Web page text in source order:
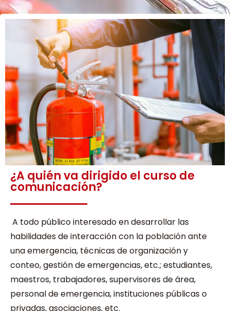
¿A quién va dirigido el curso de
comunicación?
A todo público interesado en desarrollar las
habilidades de interacción con la población ante
una emergencia, técnicas de organización y
conteo, gestión de emergencias, etc.; estudiantes,
maestros, trabajadores, supervisores de área,
personal de emergencia, instituciones públicas o
privadas, asociaciones, etc.